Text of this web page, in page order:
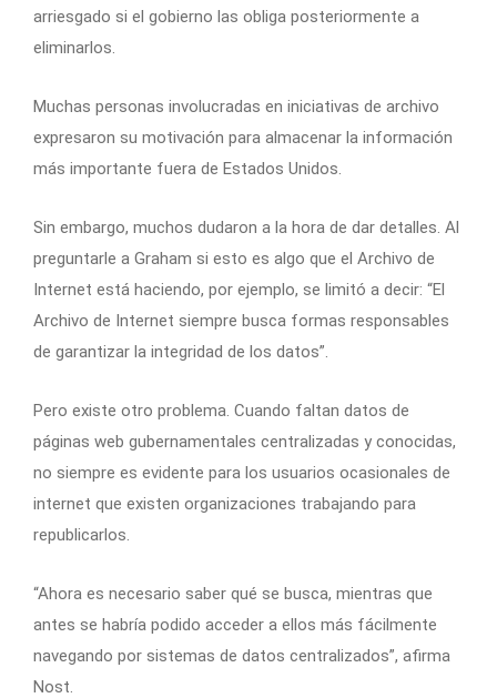
arriesgado si el gobierno las obliga posteriormente a
eliminarlos.
Muchas personas involucradas en iniciativas de archivo
expresaron su motivación para almacenar la información
más importante fuera de Estados Unidos.
Sin embargo, muchos dudaron a la hora de dar detalles. Al
preguntarle a Graham si esto es algo que el Archivo de
Internet está haciendo, por ejemplo, se limitó a decir: “El
Archivo de Internet siempre busca formas responsables
de garantizar la integridad de los datos”.
Pero existe otro problema. Cuando faltan datos de
páginas web gubernamentales centralizadas y conocidas,
no siempre es evidente para los usuarios ocasionales de
internet que existen organizaciones trabajando para
republicarlos.
“Ahora es necesario saber qué se busca, mientras que
antes se habría podido acceder a ellos más fácilmente
navegando por sistemas de datos centralizados”, afirma
Nost.